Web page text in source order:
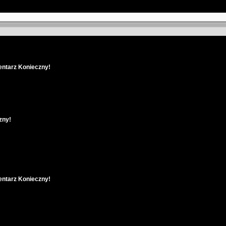
Konieczny!
Konieczny!